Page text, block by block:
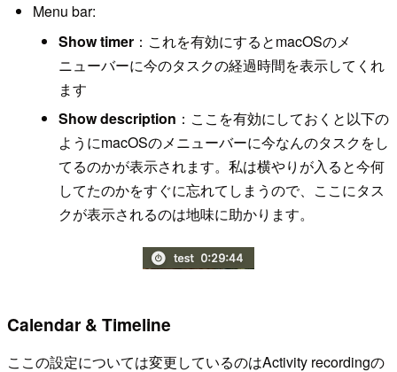
Menu bar:
Show timer：これを有効にするとmacOSのメ
ニューバーに今のタスクの経過時間を表示してくれ
ます
Show description ：ここを有効にしておくと以下の
ようにmacOSのメニューバーに今なんのタスクをし
てるのかが表示されます。私は横やりが入ると今何
してたのかをすぐに忘れてしまうので、ここにタス
クが表示されるのは地味に助かります。
Calendar & Timeline
ここの設定については変更しているのはActivity recordingの